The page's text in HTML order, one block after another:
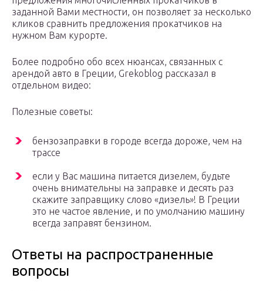
заданной Вами местности, он позволяет за несколько
кликов сравнить предложения прокатчиков на
нужном Вам курорте.
Более подробно обо всех нюансах, связанных с
арендой авто в Греции, Grekoblog рассказал в
отдельном видео:
Полезные советы:
бензозаправки в городе всегда дороже, чем на
трассе
если у Вас машина питается дизелем, будьте
очень внимательны на заправке и десять раз
скажите заправщику слово «дизель»! В Греции
это не частое явление, и по умолчанию машину
всегда заправят бензином.
Ответы на распространенные
вопросы